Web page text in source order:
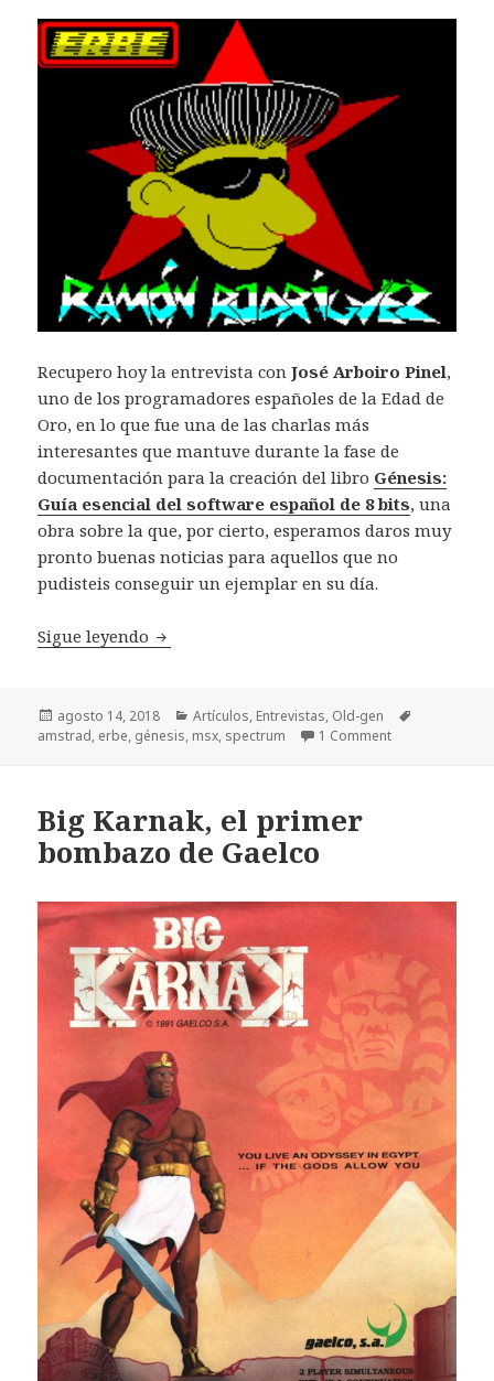
Recupero hoy la entrevista con José Arboiro Pinel,
uno de los programadores españoles de la Edad de
Oro, en lo que fue una de las charlas más
interesantes que mantuve durante la fase de
documentación para la creación del libro Génesis:
Guía esencial del software español de 8 bits, una
obra sobre la que, por cierto, esperamos daros muy
pronto buenas noticias para aquellos que no
pudisteis conseguir un ejemplar en su día.
Sigue leyendo Charla con José Arboiro Pinel, creador de
Publicado
el
agosto 14, 2018 Categorías
Artículos, Entrevistas, Old-gen
amstrad, erbe, génesis, msx, spectrum 1 Comment
Big Karnak, el primer
bombazo de Gaelco